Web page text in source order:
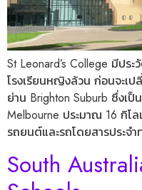
St Leonard’s College มีปร
โรงเรียนหญิงล้วน ก่อนจะเป
ย่าน Brighton Suburb ซึ่งเ
Melbourne ประมาณ 16 กิโ
รถยนต์และรถโดยสารประจำ
South